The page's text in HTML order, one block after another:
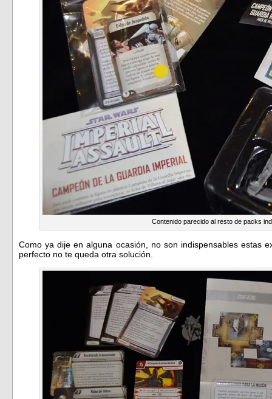
Contenido parecido al resto de packs
Como ya dije en alguna ocasión, no son indispensables estas
perfecto no te queda otra solución.